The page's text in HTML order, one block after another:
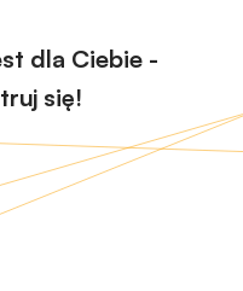
dla Ciebie -
się!